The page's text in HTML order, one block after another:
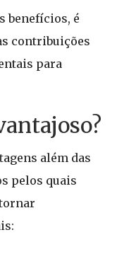
benefícios, é
contribuições
para
além das
pelos quais